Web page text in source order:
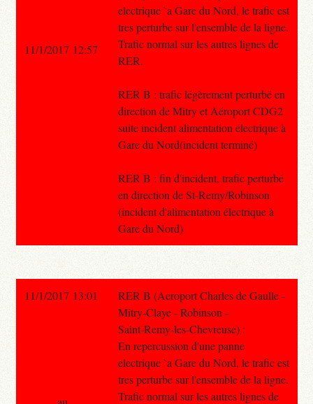
electrique `a Gare du Nord, le trafic est
tres perturbe sur l'ensemble de la ligne.
Trafic normal sur les autres lignes de
RER.
RER B : trafic légèrement perturbé en
direction de Mitry et Aéroport CDG2
suite incident alimentation électrique à
Gare du Nord(incident terminé)
RER B : fin d'incident, trafic perturbé
en direction de St-Remy/Robinson
(incident d'alimentation électrique à
Gare du Nord)
11/1/2017 12:57
11/1/2017 13:01
RER B (Aeroport Charles de Gaulle -
Mitry-Claye - Robinson -
Saint-Remy-les-Chevreuse) :
En repercussion d'une panne
electrique `a Gare du Nord, le trafic est
tres perturbe sur l'ensemble de la ligne.
Trafic normal sur les autres lignes de